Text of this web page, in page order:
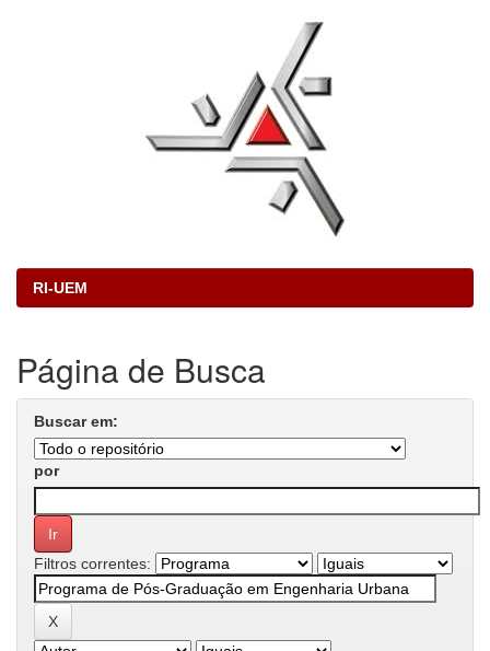
RI-UEM
Página de Busca
Buscar em:
por
Filtros correntes: